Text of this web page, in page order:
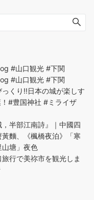
#山口観光 #下関
#山口観光 #下関
っくり!!日本の城が楽しす
#豊国神社 #ミライザ
，半部江南詩』｜中國四
麵、《楓橋夜泊》「寒
山塘」夜色
行で美祢市を観光しま